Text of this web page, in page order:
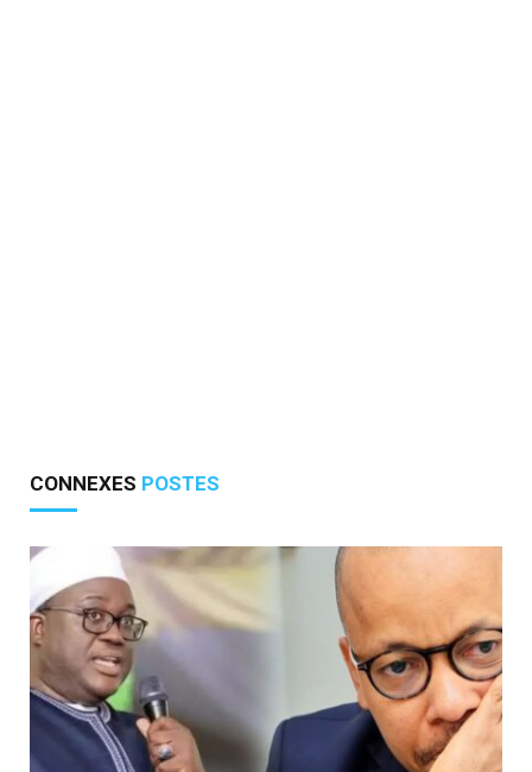
CONNEXES POSTES